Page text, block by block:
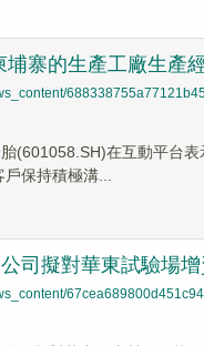
寨的生產工廠生產
(601058.SH)在互動平台
保持積極溝...
司擬對華東試驗場